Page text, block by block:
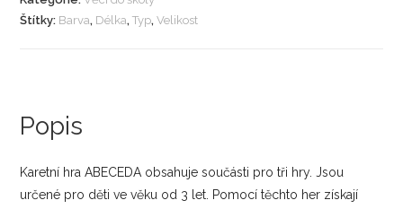
Štítky: Barva, Délka,Typ,Velikost
Popis
Karetní hra ABECEDA obsahuje součásti pro tři hry. Jsou
určené pro děti ve věku od 3 let. Pomocí těchto her získají